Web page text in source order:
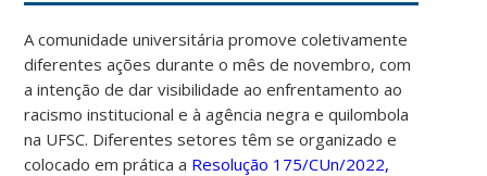
A comunidade universitária promove coletivamente
diferentes ações durante o mês de novembro, com
a intenção de dar visibilidade ao enfrentamento ao
racismo institucional e à agência negra e quilombola
na UFSC. Diferentes setores têm se organizado e
colocado em prática a Resolução 175/CUn/2022,